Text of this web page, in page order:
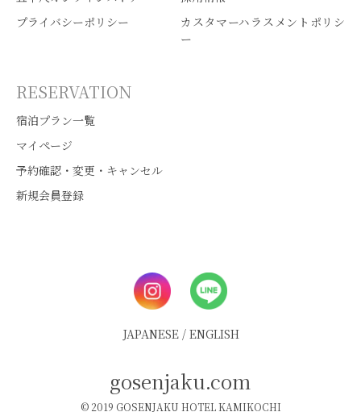
プライバシーポリシー
カスタマーハラスメントポリシ
ー
RESERVATION
宿泊プラン一覧
マイページ
予約確認・変更・キャンセル
新規会員登録
JAPANESE/ ENGLISH
gosenjaku.com
© 2019 GOSENJAKU HOTEL KAMIKOCHI